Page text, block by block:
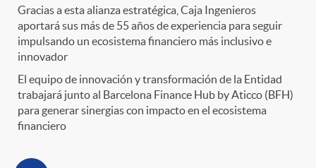
Gracias a esta alianza estratégica, Caja Ingenieros
aportará sus más de 55 años de experiencia para seguir
impulsando un ecosistema financiero más inclusivo e
innovador
El equipo de innovación y transformación de la Entidad
trabajará junto al Barcelona Finance Hub by Aticco (BFH)
para generar sinergias con impacto en el ecosistema
financiero